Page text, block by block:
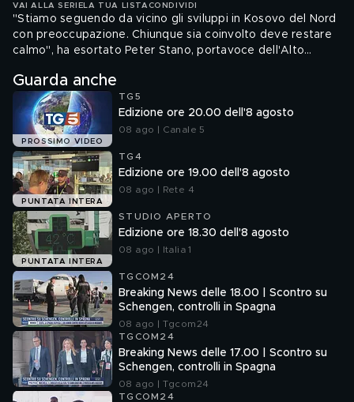
VAI ALLA SERIE LA TUA LISTA CONDIVIDI
"Stiamo seguendo da vicino gli sviluppi in Kosovo del Nord
con preoccupazione. Chiunque sia coinvolto deve restare
calmo", ha esortato Peter Stano, portavoce dell'Alto
Il "solo modo" per arginare le tensioni al confine tra Serbia
e Kosovo è "risolvere le dispute attraverso il"dialogo", ha
aggiunto
Guarda anche
PROSSIMO VIDEO
TG5
Edizione ore 20.00 dell'8 agosto
08 ago | Canale 5
PUNTATA INTERA
TG4
Edizione ore 19.00 dell'8 agosto
08 ago | Rete 4
PUNTATA INTERA
STUDIO APERTO
Edizione ore 18.30 dell'8 agosto
08 ago | Italia 1
TGCOM24
Breaking News delle 18.00 | Scontro su
Schengen, controlli in Spagna
08 ago | Tgcom24
TGCOM24
Breaking News delle 17.00 | Scontro su
Schengen, controlli in Spagna
08 ago | Tgcom24
TGCOM24